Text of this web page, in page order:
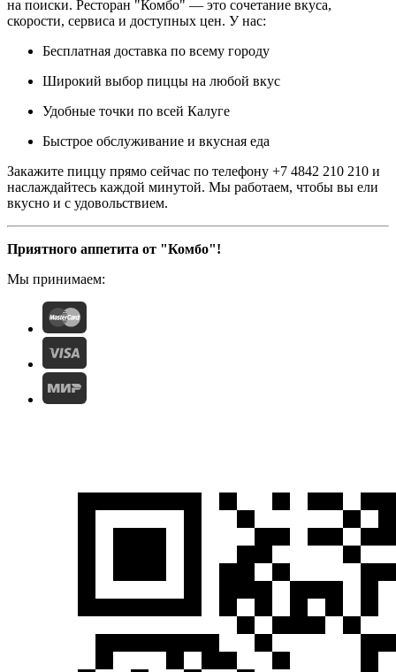
на поиски. Ресторан "Комбо" — это сочетание вкуса,
скорости, сервиса и доступных цен. У нас:
Бесплатная доставка по всему городу
Широкий выбор пиццы на любой вкус
Удобные точки по всей Калуге
Быстрое обслуживание и вкусная еда
Закажите пиццу прямо сейчас по телефону +7 4842 210 210 и
наслаждайтесь каждой минутой. Мы работаем, чтобы вы ели
вкусно и с удовольствием.
Приятного аппетита от "Комбо"!
Мы принимаем: